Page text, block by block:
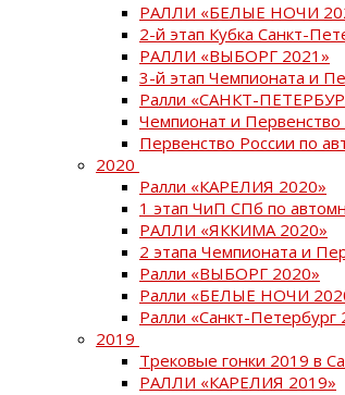
РАЛЛИ «БЕЛЫЕ НОЧИ
2-й этап Кубка Санкт-
РАЛЛИ «ВЫБОРГ 2021»
3-й этап Чемпионата и
Ралли «САНКТ-
Чемпионат и
Первенство России по
2020
Ралли «КАРЕЛИЯ 2020»
1 этап ЧиП СПб по
РАЛЛИ «ЯККИМА 2020»
2 этапа Чемпионата и
Ралли «ВЫБОРГ 2020»
Ралли «БЕЛЫЕ НОЧИ
Ралли «Санкт-Петербург
2019
Трековые гонки 2019 в
РАЛЛИ «КАРЕЛИЯ 2019»